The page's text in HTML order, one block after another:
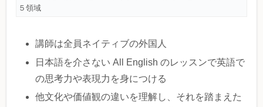
５領域
講師は全員ネイティブの外国人
日本語を介さない All English のレッスンで英語で
の思考力や表現力を身につける
他文化や価値観の違いを理解し、それを踏まえた